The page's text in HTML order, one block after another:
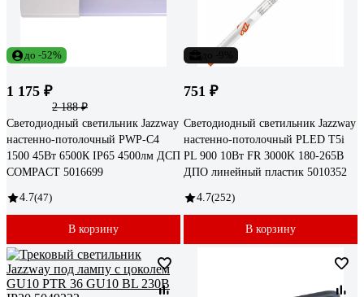
до -52%
1 175 ₽
2 188 ₽
Светодиодный светильник Jazzway
настенно-потолочный PWP-С4
1500 45Вт 6500К IP65 4500лм ДСП
COMPACT 5016699
4.7(47)
В корзину
751 ₽
Светодиодный светильник Jazzway
настенно-потолочный PLED T5i
PL 900 10Вт FR 3000K 180-265В
ДПО линейный пластик 5010352
4.7(252)
В корзину